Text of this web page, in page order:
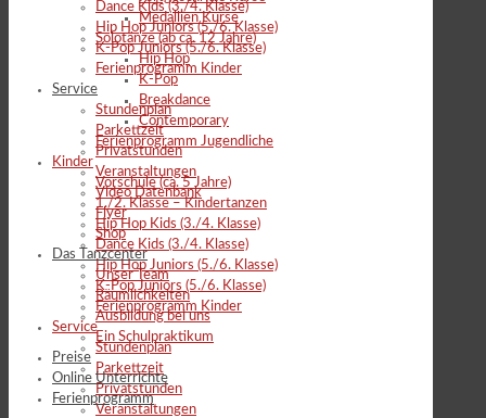
Dance Kids (3./4. Klasse)
Hip Hop Juniors (5./6. Klasse)
K-Pop Juniors (5./6. Klasse)
Ferienprogramm Kinder
Service
Stundenplan
Parkettzeit
Privatstunden
Veranstaltungen
Video Datenbank
Flyer
Shop
Das Tanzcenter
Unser Team
Räumlichkeiten
Ausbildung bei uns
Ein Schulpraktikum
Preise
Online Unterrichte
Ferienprogramm
Medallien Kurse
Solotänze (ab ca. 12 Jahre)
Hip Hop
K-Pop
Breakdance
Contemporary
Ferienprogramm Jugendliche
Kinder
Vorschule (ca. 5 Jahre)
1./2. Klasse – Kindertanzen
Hip Hop Kids (3./4. Klasse)
Dance Kids (3./4. Klasse)
Hip Hop Juniors (5./6. Klasse)
K-Pop Juniors (5./6. Klasse)
Ferienprogramm Kinder
Service
Stundenplan
Parkettzeit
Privatstunden
Veranstaltungen